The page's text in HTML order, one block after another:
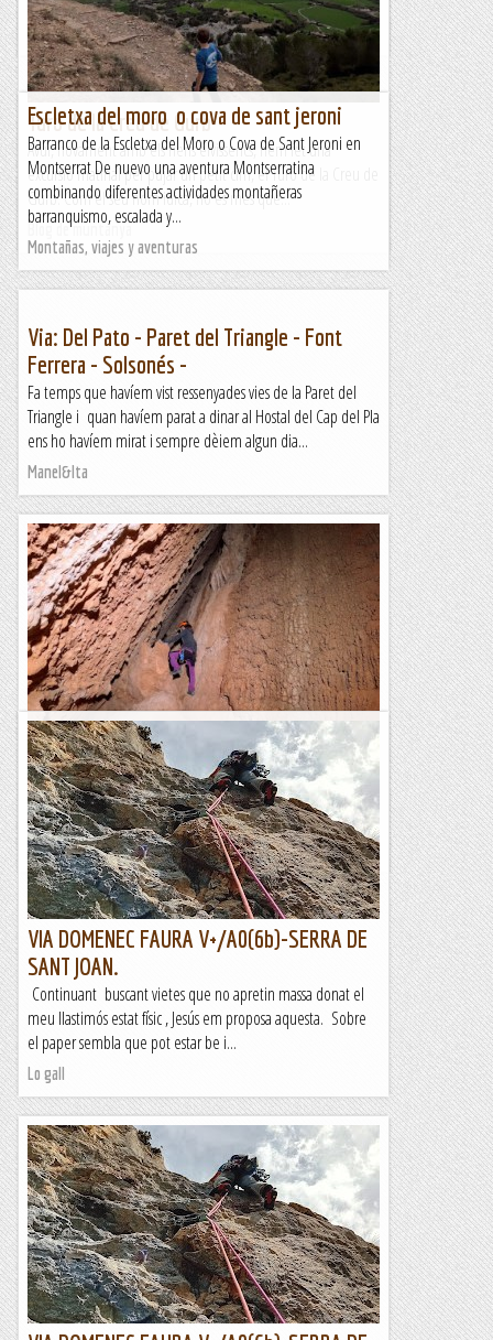
AVUI, SEMPRE. Dècades de muntanya
Turó de la Creu de Gurb
Avui, novament amb els nens eivissencs, hem fet una
excursió matinal per pujar un petit cim, el Turó de la Creu de
Gurb. Com el seu nom idica, no és més que...
Blog de muntanya
Escletxa del moro o cova de sant jeroni
Barranco de la Escletxa del Moro o Cova de Sant Jeroni en
Montserrat De nuevo una aventura Montserratina
combinando diferentes actividades montañeras
barranquismo, escalada y...
Montañas, viajes y aventuras
Via: Del Pato - Paret del Triangle - Font
Ferrera - Solsonés -
Fa temps que havíem vist ressenyades vies de la Paret del
Triangle i quan havíem parat a dinar al Hostal del Cap del Pla
ens ho havíem mirat i sempre dèiem algun dia...
Manel&Ita
Escletxa del Moro o Cova de Sant Jeroni
L'Escletxa del Moro és un indret singular de Montserat. Es
tracta d'una cavitat dintre d'una gran fisura entre roques, al
peu de la Paret de l'Aeri. Tot i que...
Blog de muntanya
VIA DOMENEC FAURA V+/A0(6b)-SERRA DE
SANT JOAN.
Continuant buscant vietes que no apretin massa donat el
meu llastimós estat físic , Jesús em proposa aquesta. Sobre
el paper sembla que pot estar be i...
Lo gall